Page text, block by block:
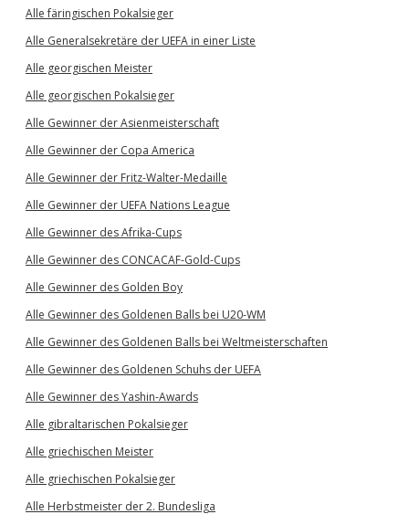
Alle färingischen Pokalsieger
Alle Generalsekretäre der UEFA in einer Liste
Alle georgischen Meister
Alle georgischen Pokalsieger
Alle Gewinner der Asienmeisterschaft
Alle Gewinner der Copa America
Alle Gewinner der Fritz-Walter-Medaille
Alle Gewinner der UEFA Nations League
Alle Gewinner des Afrika-Cups
Alle Gewinner des CONCACAF-Gold-Cups
Alle Gewinner des Golden Boy
Alle Gewinner des Goldenen Balls bei U20-WM
Alle Gewinner des Goldenen Balls bei Weltmeisterschaften
Alle Gewinner des Goldenen Schuhs der UEFA
Alle Gewinner des Yashin-Awards
Alle gibraltarischen Pokalsieger
Alle griechischen Meister
Alle griechischen Pokalsieger
Alle Herbstmeister der 2. Bundesliga